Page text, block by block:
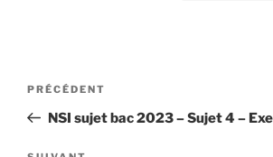
Navigation
l’article
Article
précédent
PRÉCÉDENT
NSI sujet bac 2023 – Sujet 4 –